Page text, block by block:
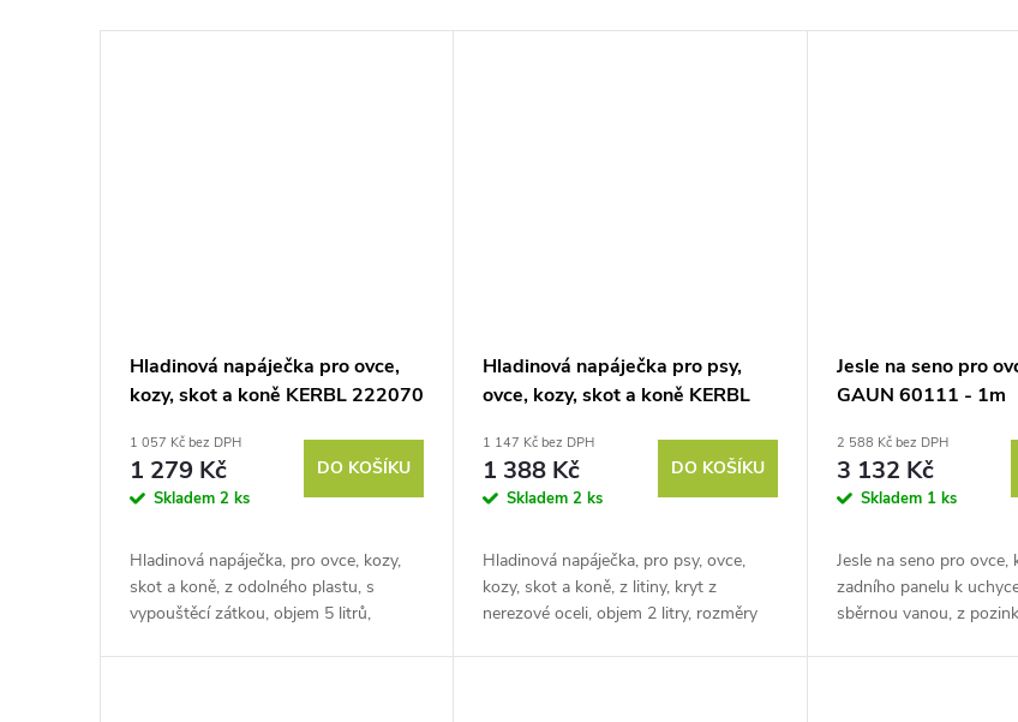
Hladinová napáječka pro ovce,
kozy, skot a koně KERBL 222070
1 057 Kč bez DPH
1 279 Kč
Skladem 2 ks
DO KOŠÍKU
Hladinová napáječka, pro ovce, kozy,
skot a koně, z odolného plastu, s
vypouštěcí zátkou, objem 5 litrů,
Hladinová napáječka pro psy,
ovce, kozy, skot a koně KERBL
1 147 Kč bez DPH
1 388 Kč
Skladem2 ks
DO KOŠÍKU
Hladinová napáječka, pro psy, ovce,
kozy, skot a koně, z litiny, kryt z
nerezové oceli, objem 2 litry, rozměry
Jesle na seno pro
GAUN 60111 - 1m
2 588 Kč bez DPH
3 132 Kč
Skladem 1 ks
Jesle na seno pro ovce,
zadního panelu k
sběrnou vanou, z